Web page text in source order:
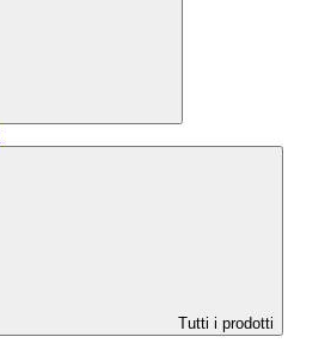
Tutti i prodotti